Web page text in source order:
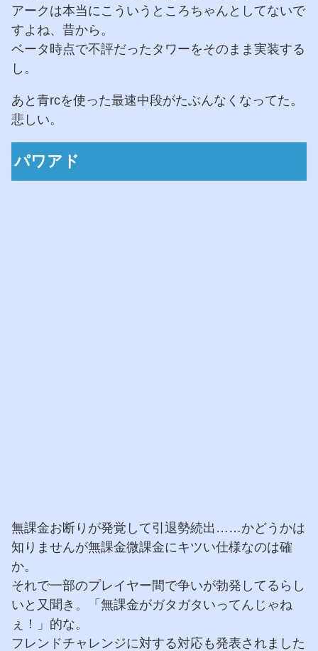
アークは本当にこういうところちゃんとしてないで
すよね、昔から。
ベータ時点で不評だったタワーをそのまま実装する
し。
あと青rcを使った最速中段がたぶんなくなってた。
悲しい。
パワアド
無課金お断りが発覚して引退勢続出……かどうかは
知りませんが無課金微課金にキツい仕様なのは確
か。
それで一部のプレイヤー間で争いが勃発してるらし
いと又聞き。「無課金がガタガタいってんじゃね
ぇ！」的な。
フレンドチャレンジに対する対応も発表されました